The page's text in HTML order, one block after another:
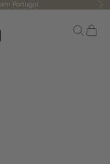
Portugal
Pesquisar